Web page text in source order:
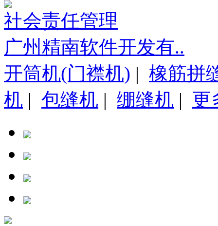
社会责任管理
广州精南软件开发有..
开筒机(门襟机) | 橡筋拼
机 | 包缝机 | 绷缝机 | 更